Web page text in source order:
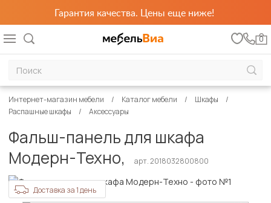
Гарантия качества. Цены еще ниже!
0
Интернет-магазин мебели Каталог мебели
Шкафы
Распашные шкафы
Аксессуары
Фальш-панель для шкафа
Модерн-Техно,
арт. 2018032800800
Доставка за 1 день